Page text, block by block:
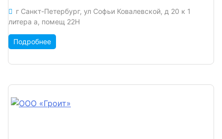
г Санкт-Петербург, ул Софьи Ковалевской, д 20 к 1
литера а, помещ 22Н
Подробнее